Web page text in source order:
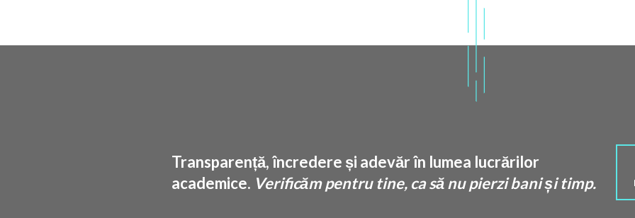
Transparență, încredere și adevăr în lumea lucrărilor
academice. Verificăm pentru tine, ca să nu pierzi bani și timp.